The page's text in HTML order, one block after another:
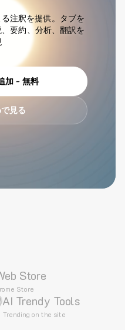
注釈を提供。タブを
要約、分析、翻訳を
加 - 無料
見る
Store
Store
AI Trendy Tools
Trending on the site